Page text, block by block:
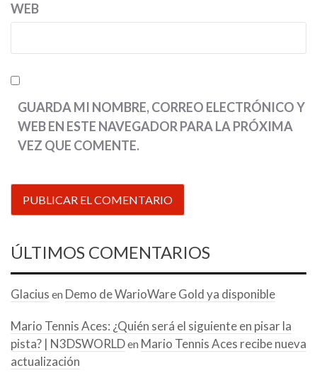
WEB
GUARDA MI NOMBRE, CORREO ELECTRÓNICO Y
WEB EN ESTE NAVEGADOR PARA LA PRÓXIMA
VEZ QUE COMENTE.
ÚLTIMOS COMENTARIOS
Glacius en Demo de WarioWare Gold ya disponible
Mario Tennis Aces: ¿Quién será el siguiente en pisar la
pista? | N3DSWORLDen Mario Tennis Aces recibe nueva
actualización